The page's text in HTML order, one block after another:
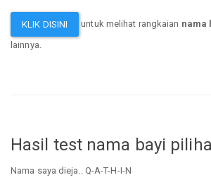
KLIK DISINI untuk melihat rangkaian nama
lainnya.
Hasil test nama bayi
Nama saya dieja.. Q-A-T-H-I-N